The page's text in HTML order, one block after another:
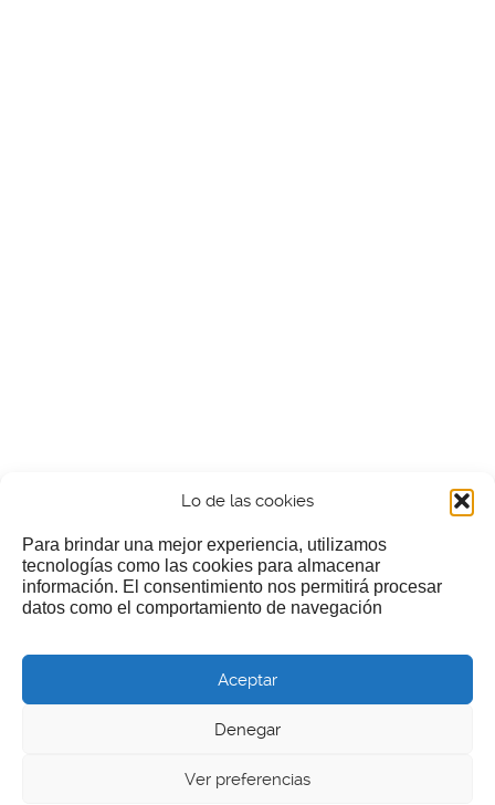
Lo de las cookies
Para brindar una mejor experiencia, utilizamos
tecnologías como las cookies para almacenar
información. El consentimiento nos permitirá procesar
datos como el comportamiento de navegación
Aceptar
Denegar
Ver preferencias
¿Nos invitas a un cafecillo?
Si te gusta nuestra web puedes echar limosna a estos